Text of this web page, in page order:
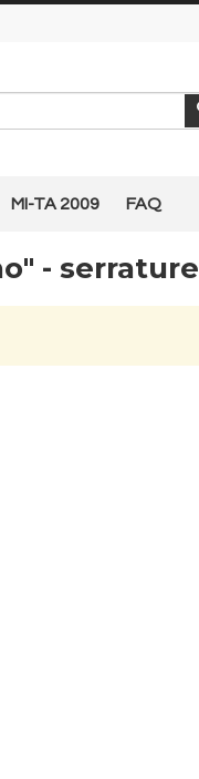
MI-TA 2009 FAQ
- serrature